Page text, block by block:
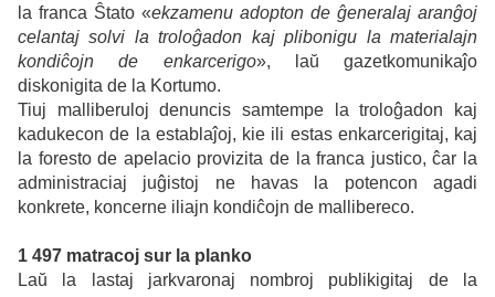
la franca Ŝtato «ekzamenu adopton de ĝeneralaj aranĝoj
celantaj solvi la troloĝadon kaj plibonigu la materialajn
kondiĉojn de enkarcerigo», laŭ gazetkomunikaĵo
diskonigita de la Kortumo.
Tiuj malliberuloj denuncis samtempe la troloĝadon kaj
kadukecon de la establaĵoj, kie ili estas enkarcerigitaj, kaj
la foresto de apelacio provizita de la franca justico, ĉar la
administraciaj juĝistoj ne havas la potencon agadi
konkrete, koncerne iliajn kondiĉojn de mallibereco.
1 497 matracoj sur la planko
Laŭ la lastaj jarkvaronaj nombroj publikigitaj de la